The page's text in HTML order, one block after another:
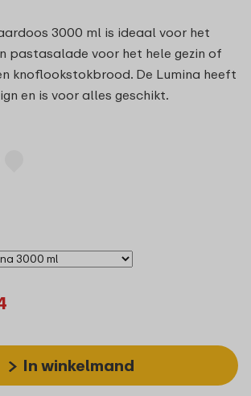
3000 ml is ideaal voor het
pastasalade voor het hele gezin of
knoflookstokbrood. De Lumina heeft
en is voor alles geschikt.
In winkelmand